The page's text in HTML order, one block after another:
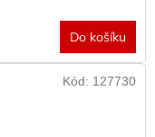
Do košíku
Kód: 127730